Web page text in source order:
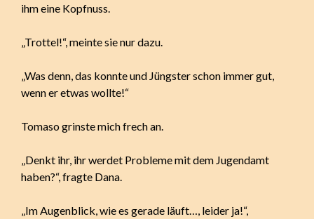
ihm eine Kopfnuss.
„Trottel!“, meinte sie nur dazu.
„Was denn, das konnte und Jüngster schon immer gut,
wenn er etwas wollte!“
Tomaso grinste mich frech an.
„Denkt ihr, ihr werdet Probleme mit dem Jugendamt
haben?“, fragte Dana.
„Im Augenblick, wie es gerade läuft…, leider ja!“,